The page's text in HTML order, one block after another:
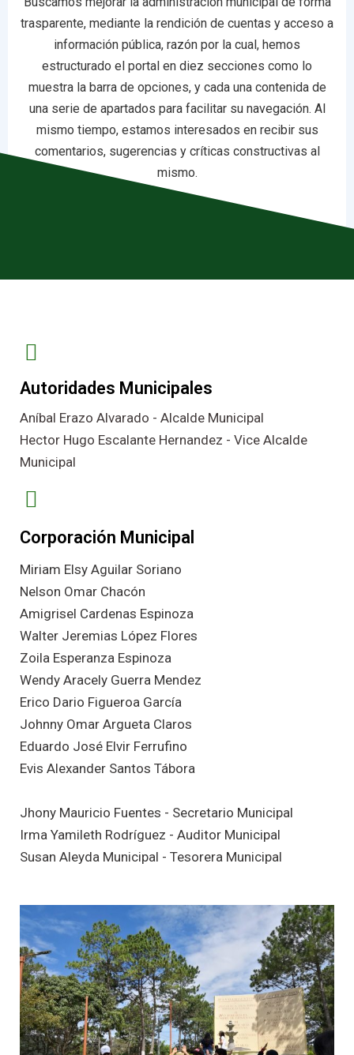
trasparente, mediante la rendición de cuentas y acceso a
información pública, razón por la cual, hemos
estructurado el portal en diez secciones como lo
muestra la barra de opciones, y cada una contenida de
una serie de apartados para facilitar su navegación. Al
mismo tiempo, estamos interesados en recibir sus
comentarios, sugerencias y críticas constructivas al
mismo.
Autoridades Municipales
Aníbal Erazo Alvarado - Alcalde Municipal
Hector Hugo Escalante Hernandez - Vice Alcalde
Municipal
Corporación Municipal
Miriam Elsy Aguilar Soriano
Nelson Omar Chacón
Amigrisel Cardenas Espinoza
Walter Jeremias López Flores
Zoila Esperanza Espinoza
Wendy Aracely Guerra Mendez
Erico Dario Figueroa García
Johnny Omar Argueta Claros
Eduardo José Elvir Ferrufino
Evis Alexander Santos Tábora
Jhony Mauricio Fuentes - Secretario Municipal
Irma Yamileth Rodríguez - Auditor Municipal
Susan Aleyda Municipal - Tesorera Municipal